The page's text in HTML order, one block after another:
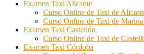
Examen Taxi Alicante
Curso Online de Taxi de
Curso Online de Taxi de
Examen Taxi Castellón
Curso Online de Taxi de
Examen Taxi Córdoba